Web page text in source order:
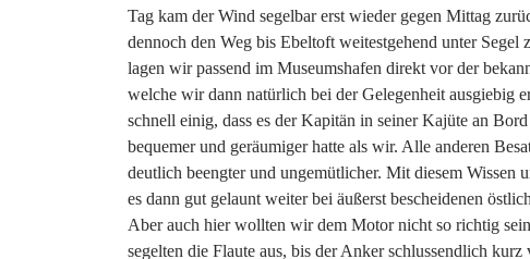
Tag kam der Wind segelbar erst wieder gegen Mittag
dennoch den Weg bis Ebeltoft weitestgehend unter Segel
lagen wir passend im Museumshafen direkt vor der
welche wir dann natürlich bei der Gelegenheit ausgiebig
schnell einig, dass es der Kapitän in seiner Kajüte an
bequemer und geräumiger hatte als wir. Alle anderen
deutlich beengter und ungemütlicher. Mit diesem Wissen
es dann gut gelaunt weiter bei äußerst bescheidenen
Aber auch hier wollten wir dem Motor nicht so richtig
segelten die Flaute aus, bis der Anker schlussendlich